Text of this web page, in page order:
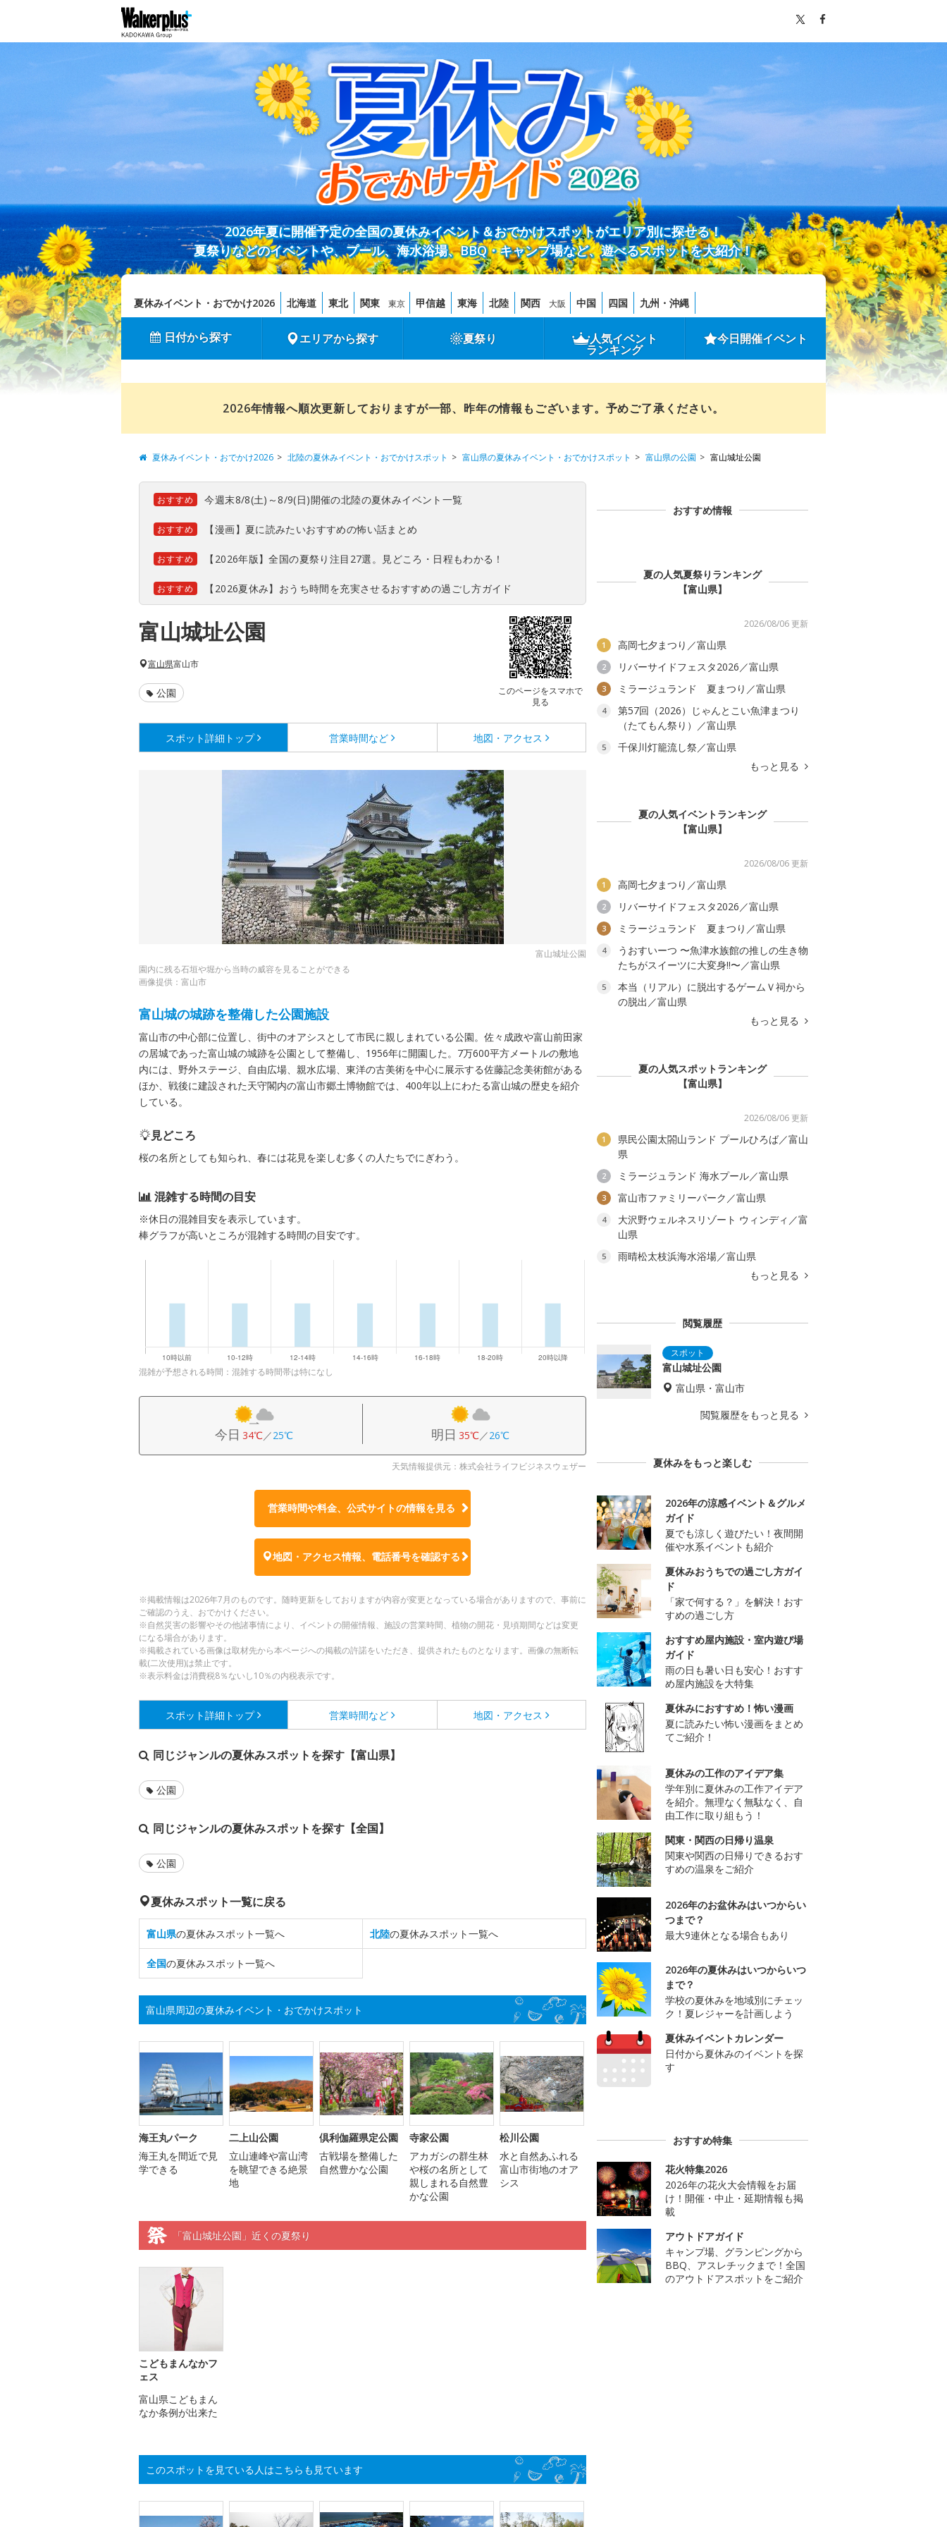
2026年夏に開催予定の全国の夏休みイベント＆おでかけスポットがエリア別に探せる！
夏祭りなどのイベントや、プール、海水浴場、BBQ・キャンプ場など、遊べるスポットを大紹介！
夏休みイベント・おでかけ2026 北海道 東北 関東 東京 甲信越 東海 北陸 関西 大阪 中国 四国 九州・沖縄
日付から探す エリアから探す 夏祭り 人気イベント
ランキング
今日開催イベント
2026年情報へ順次更新しておりますが一部、昨年の情報もございます。予めご了承ください。
夏休みイベント・おでかけ2026 北陸の夏休みイベント・おでかけスポット 富山県の夏休みイベント・おでかけスポット 富山県の公園 富山城址公園
おすすめ 今週末8/8(土)～8/9(日)開催の北陸の夏休みイベント一覧
おすすめ 【漫画】夏に読みたいおすすめの怖い話まとめ
おすすめ 【2026年版】全国の夏祭り注目27選。見どころ・日程もわかる！
おすすめ 【2026夏休み】おうち時間を充実させるおすすめの過ごし方ガイド
富山城址公園
このページをスマホで
見る
富山県富山市
公園
スポット詳細 トップ 営業時間など 地図・アクセス
富山城址公園
園内に残る石垣や堀から当時の威容を見ることができる
画像提供：富山市
富山城の城跡を整備した公園施設
富山市の中心部に位置し、街中のオアシスとして市民に親しまれている公園。佐々成政や富山前田家
の居城であった富山城の城跡を公園として整備し、1956年に開園した。7万600平方メートルの敷地
内には、野外ステージ、自由広場、親水広場、東洋の古美術を中心に展示する佐藤記念美術館がある
ほか、戦後に建設された天守閣内の富山市郷土博物館では、400年以上にわたる富山城の歴史を紹介
している。
見どころ
桜の名所としても知られ、春には花見を楽しむ多くの人たちでにぎわう。
混雑する時間の目安
※休日の混雑目安を表示しています。
棒グラフが高いところが混雑する時間の目安です。
混雑が予想される時間：混雑する時間帯は特になし
今日 34℃／25℃ 明日 35℃／26℃
天気情報提供元：株式会社ライフビジネスウェザー
営業時間や料金、公式サイトの情報を見る
地図・アクセス情報、電話番号を確認する
※掲載情報は2026年7月のものです。随時更新をしておりますが内容が変更となっている場合がありますので、事前に
ご確認のうえ、おでかけください。
※自然災害の影響やその他諸事情により、イベントの開催情報、施設の営業時間、植物の開花・見頃期間などは変更
になる場合があります。
※掲載されている画像は取材先から本ページへの掲載の許諾をいただき、提供されたものとなります。画像の無断転
載(二次使用)は禁止です。
※表示料金は消費税8％ないし10％の内税表示です。
スポット詳細 トップ 営業時間など 地図・アクセス
同じジャンルの夏休みスポットを探す【富山県】
公園
同じジャンルの夏休みスポットを探す【全国】
公園
夏休みスポット一覧に戻る
富山県の夏休みスポット一覧へ 北陸の夏休みスポット一覧へ
全国の夏休みスポット一覧へ
富山県周辺の夏休みイベント・おでかけスポット
海王丸パーク
海王丸を間近で見
学できる
二上山公園
立山連峰や富山湾
を眺望できる絶景
地
倶利伽羅県定公園
古戦場を整備した
自然豊かな公園
寺家公園
アカガシの群生林
や桜の名所として
親しまれる自然豊
かな公園
松川公園
水と自然あふれる
富山市街地のオア
シス
「富山城址公園」近くの夏祭り
こどもまんなかフ
ェス
富山県こどもまん
なか条例が出来た
このスポットを見ている人はこちらも見ています
おすすめ情報
夏の人気夏祭りランキング
【富山県】
2026/08/06 更新
1 高岡七夕まつり／富山県
2 リバーサイドフェスタ2026／富山県
3 ミラージュランド 夏まつり／富山県
4
第57回（2026）じゃんとこい魚津まつり
（たてもん祭り）／富山県
5
千保川灯籠流し祭／富山県
もっと見る
夏の人気イベントランキング
【富山県】
2026/08/06 更新
1 高岡七夕まつり／富山県
2 リバーサイドフェスタ2026／富山県
3 ミラージュランド 夏まつり／富山県
4
うおすいーつ 〜魚津水族館の推しの生き物
たちがスイーツに大変身!!〜／富山県
5
本当（リアル）に脱出するゲームＶ祠から
の脱出／富山県
もっと見る
夏の人気スポットランキング
【富山県】
2026/08/06 更新
1
県民公園太閤山ランド プールひろば／富山
県
2 ミラージュランド 海水プール／富山県
3 富山市ファミリーパーク／富山県
4
大沢野ウェルネスリゾート ウィンディ／富
山県
5
雨晴松太枝浜海水浴場／富山県
もっと見る
閲覧履歴
富山城址公園
富山県・富山市
閲覧履歴をもっと見る
夏休みをもっと楽しむ
2026年の涼感イベント＆グルメ
ガイド
夏でも涼しく遊びたい！夜間開
催や水系イベントも紹介
夏休みおうちでの過ごし方ガイ
ド
「家で何する？」を解決！おす
すめの過ごし方
おすすめ屋内施設・室内遊び場
ガイド
雨の日も暑い日も安心！おすす
め屋内施設を大特集
夏休みにおすすめ！怖い漫画
夏に読みたい怖い漫画をまとめ
てご紹介！
夏休みの工作のアイデア集
学年別に夏休みの工作アイデア
を紹介。無理なく無駄なく、自
由工作に取り組もう！
関東・関西の日帰り温泉
関東や関西の日帰りできるおす
すめの温泉をご紹介
2026年のお盆休みはいつからい
つまで？
最大9連休となる場合もあり
2026年の夏休みはいつからいつ
まで？
学校の夏休みを地域別にチェッ
ク！夏レジャーを計画しよう
夏休みイベントカレンダー
日付から夏休みのイベントを探
す
おすすめ特集
花火特集2026
2026年の花火大会情報をお届
け！開催・中止・延期情報も掲
載
アウトドアガイド
キャンプ場、グランピングから
BBQ、アスレチックまで！全国
のアウトドアスポットをご紹介